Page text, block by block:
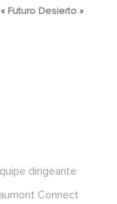
Futuro Desierto »
dirigeante
Connect